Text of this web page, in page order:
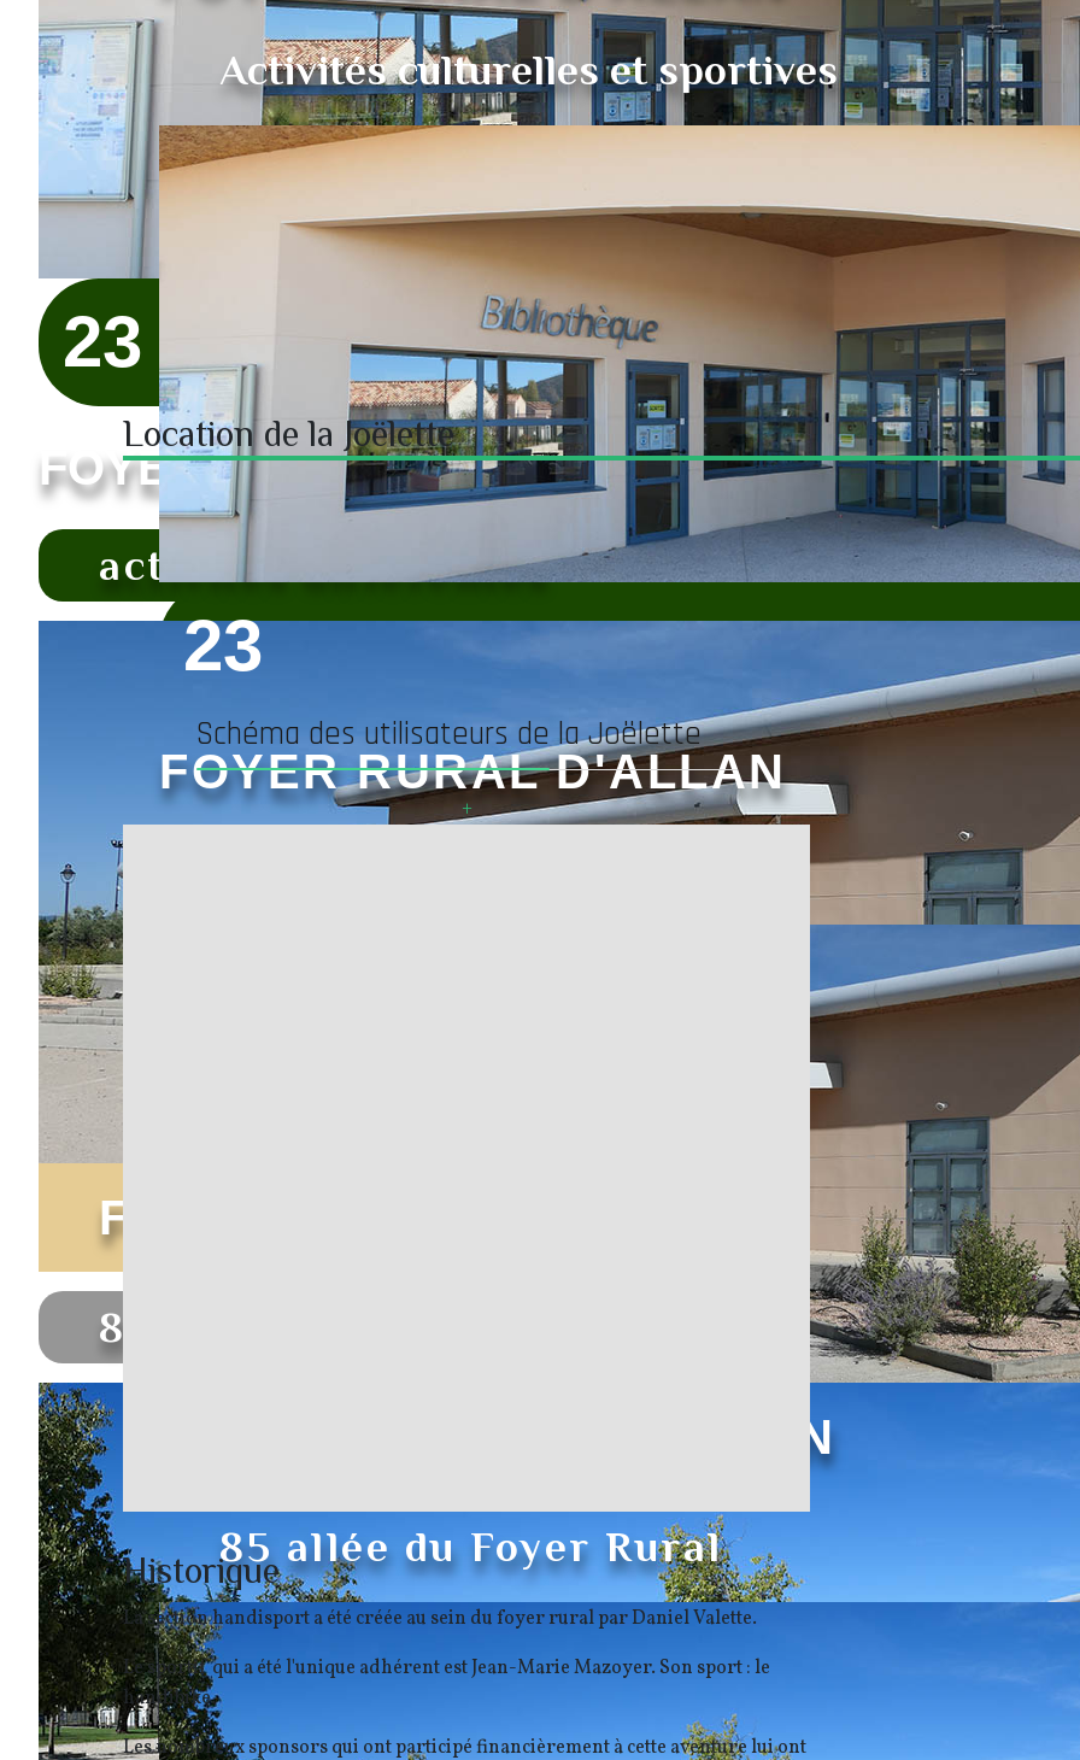
23
FOYER RURAL D'ALLAN
activités différentes
FOYER RURAL D'ALLAN
85 allée du Foyer Rural
Activités culturelles et sportives
23
FOYER RURAL D'ALLAN
FOYER RURAL D'ALLAN
85 allée du Foyer Rural
Location de la Joëlette
Schéma des utilisateurs de la Joëlette
+
Historique
La section handisport a été créée au sein du foyer rural par Daniel Valette.
Le sportif qui a été l'unique adhérent est Jean-Marie Mazoyer. Son sport : le
handibike.
Les nombreux sponsors qui ont participé financièrement à cette aventure lui ont